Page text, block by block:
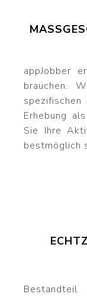
appJobber
brauchen.
Erhebung
Sie Ihre
bestmöglich